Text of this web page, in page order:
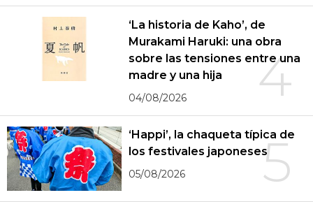
4
‘La historia de Kaho’, de
Murakami Haruki: una obra
sobre las tensiones entre una
madre y una hija
04/08/2026
5
‘Happi’, la chaqueta típica de
los festivales japoneses
05/08/2026